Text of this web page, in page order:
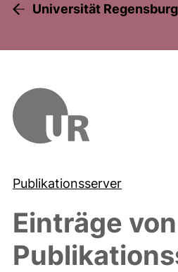
Universität Regensburg
Publikationsserver
Einträge von